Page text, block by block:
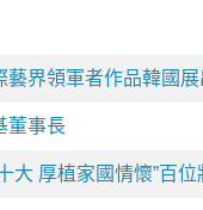
藝界領軍者作品韓國展
董事長
大 厚植家國情懷”百